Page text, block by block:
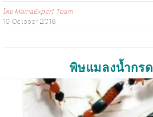
โดยMamaExpert Team
10 October 2018
พิษแมลงน้ำกรด